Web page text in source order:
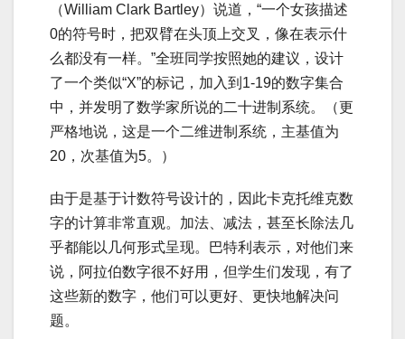
（William Clark Bartley）说道，“一个女孩描述
0的符号时，把双臂在头顶上交叉，像在表示什
么都没有一样。”全班同学按照她的建议，设计
了一个类似“X”的标记，加入到1-19的数字集合
中，并发明了数学家所说的二十进制系统。（更
严格地说，这是一个二维进制系统，主基值为
20，次基值为5。）
由于是基于计数符号设计的，因此卡克托维克数
字的计算非常直观。加法、减法，甚至长除法几
乎都能以几何形式呈现。巴特利表示，对他们来
说，阿拉伯数字很不好用，但学生们发现，有了
这些新的数字，他们可以更好、更快地解决问
题。